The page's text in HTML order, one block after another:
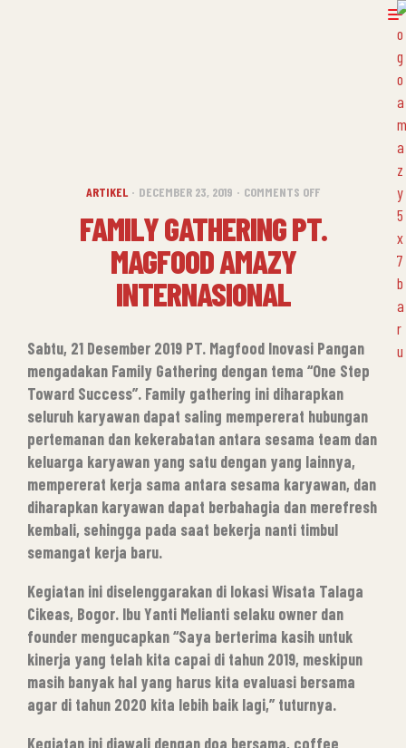
ARTIKEL DECEMBER 23, 2019 COMMENTS OFF
FAMILY GATHERING PT.
MAGFOOD AMAZY
INTERNASIONAL
Sabtu, 21 Desember 2019 PT. Magfood Inovasi Pangan
mengadakan Family Gathering dengan tema “One Step
Toward Success”. Family gathering ini diharapkan
seluruh karyawan dapat saling mempererat hubungan
pertemanan dan kekerabatan antara sesama team dan
keluarga karyawan yang satu dengan yang lainnya,
mempererat kerja sama antara sesama karyawan, dan
diharapkan karyawan dapat berbahagia dan merefresh
kembali, sehingga pada saat bekerja nanti timbul
semangat kerja baru.
Kegiatan ini diselenggarakan di lokasi Wisata Talaga
Cikeas, Bogor. Ibu Yanti Melianti selaku owner dan
founder mengucapkan “Saya berterima kasih untuk
kinerja yang telah kita capai di tahun 2019, meskipun
masih banyak hal yang harus kita evaluasi bersama
agar di tahun 2020 kita lebih baik lagi,” tuturnya.
Kegiatan ini diawali dengan doa bersama, coffee